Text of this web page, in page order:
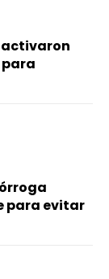
activaron
para evitar